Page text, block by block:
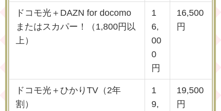
ドコモ光＋DAZN for docomo
またはスカパー！（1,800円以
上）
1
6,
00
0
円
16,500
円
ドコモ光＋ひかりTV（2年
割）
1
9,
19,500
円